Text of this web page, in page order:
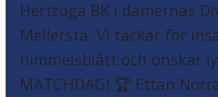
MATCHDAG! 🏆 Ettan